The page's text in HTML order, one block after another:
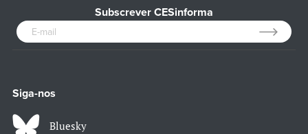
Subscrever CESinforma
Siga-nos
Bluesky